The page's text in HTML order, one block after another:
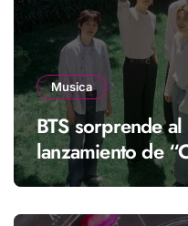
Musica
BTS sorprende
lanzamiento de
streaming